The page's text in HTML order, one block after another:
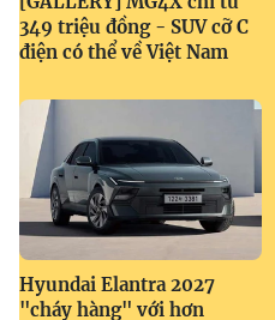
349 triệu đồng - SUV cỡ C
điện có thể về Việt Nam
Hyundai Elantra 2027
"cháy hàng" với hơn